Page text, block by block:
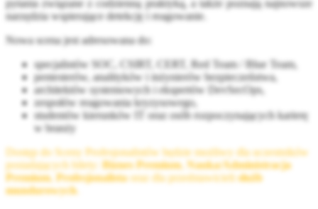
pytania związane z codzienną praktyką, a także poznają najnowsze
narzędzia wspierające detekcję i reagowanie.
Nowa scena jest adresowana do:
specjalistów SOC, CSIRT, CERT, Red Team / Blue Team,
pentesterów, analityków i inżynierów bezpieczeństwa,
architektów systemowych i ekspertów DevSecOps,
zespołów reagowania kryzysowego,
studentów kierunków IT oraz osób rozpoczynających karierę
w branży
Dostęp do Sceny Profesjonalistów będzie możliwy dla uczestników
posiadających bilety: Biznes Premium, Nauka/Administracja
Premium, Profesjonalistaoraz dla przedstawicielisłużb
mundurowych.